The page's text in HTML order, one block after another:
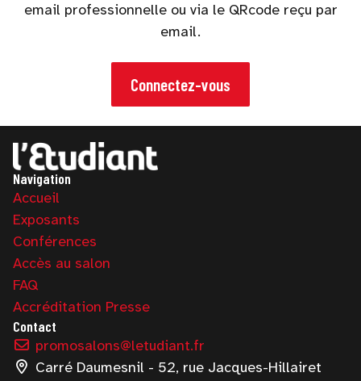
email professionnelle ou via le QRcode reçu par
email.
Connectez-vous
Navigation
Accueil
Exposants
Conférences
Accès au salon
FAQ
Accréditation Presse
Contact
promosalons@letudiant.fr
Carré Daumesnil - 52, rue Jacques-Hillairet